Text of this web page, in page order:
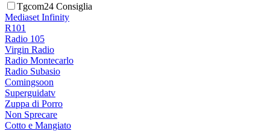
Tgcom24 Consiglia
Mediaset Infinity
R101
Radio 105
Virgin Radio
Radio Montecarlo
Radio Subasio
Comingsoon
Superguidatv
Zuppa di Porro
Non Sprecare
Cotto e Mangiato